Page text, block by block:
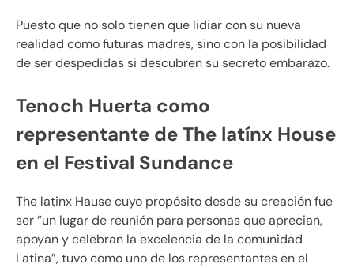
Puesto que no solo tienen que lidiar con su nueva
realidad como futuras madres, sino con la posibilidad
de ser despedidas si descubren su secreto embarazo.
Tenoch Huerta como
representante de The latínx House
en el Festival Sundance
The latinx Hause cuyo propósito desde su creación fue
ser “un lugar de reunión para personas que aprecian,
apoyan y celebran la excelencia de la comunidad
Latina”, tuvo como uno de los representantes en el